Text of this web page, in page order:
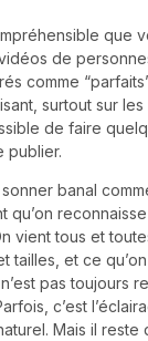
que
de
comme
surtout sur
de faire
publier.
banal
qu’on
vient tous et
tailles, et ce
pas toujours
c’est
Mais il reste